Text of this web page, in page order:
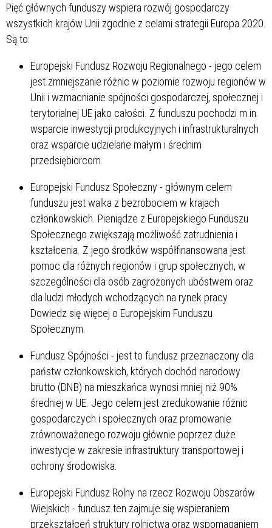
Pięć głównych funduszy wspiera rozwój gospodarczy
wszystkich krajów Unii zgodnie z celami strategii Europa 2020.
Są to:
Europejski Fundusz Rozwoju Regionalnego - jego celem
jest zmniejszanie różnic w poziomie rozwoju regionów w
Unii i wzmacnianie spójności gospodarczej, społecznej i
terytorialnej UE jako całości. Z funduszu pochodzi m.in.
wsparcie inwestycji produkcyjnych i infrastrukturalnych
oraz wsparcie udzielane małym i średnim
przedsiębiorcom.
Europejski Fundusz Społeczny - głównym celem
funduszu jest walka z bezrobociem w krajach
członkowskich. Pieniądze z Europejskiego Funduszu
Społecznego zwiększają możliwość zatrudnienia i
kształcenia. Z jego środków współfinansowana jest
pomoc dla różnych regionów i grup społecznych, w
szczególności dla osób zagrożonych ubóstwem oraz
dla ludzi młodych wchodzących na rynek pracy.
Dowiedz się więcej o Europejskim Funduszu
Społecznym.
Fundusz Spójności - jest to fundusz przeznaczony dla
państw członkowskich, których dochód narodowy
brutto (DNB) na mieszkańca wynosi mniej niż 90%
średniej w UE. Jego celem jest zredukowanie różnic
gospodarczych i społecznych oraz promowanie
zrównoważonego rozwoju głównie poprzez duże
inwestycje w zakresie infrastruktury transportowej i
ochrony środowiska.
Europejski Fundusz Rolny na rzecz Rozwoju Obszarów
Wiejskich - fundusz ten zajmuje się wspieraniem
przekształceń struktury rolnictwa oraz wspomaganiem